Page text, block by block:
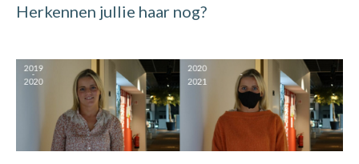
Herkennen jullie haar nog?